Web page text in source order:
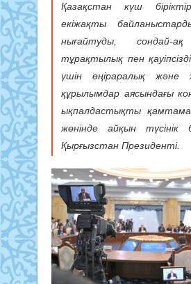
Қазақстан күш
екіжақты
нығайтуды, сондай-
тұрақтылық пен
үшін өңіраралық және
құрылымдар аясындағы
ықпалдастықты
жөнінде айқын
Қырғызстан Президенті.